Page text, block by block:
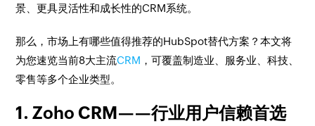
景、更具灵活性和成长性的CRM系统。
那么，市场上有哪些值得推荐的HubSpot替代方案？本文将
为您速览当前8大主流CRM ，可覆盖制造业、服务业、科技、
零售等多个企业类型。
1. Zoho CRM——行业用户信赖首选